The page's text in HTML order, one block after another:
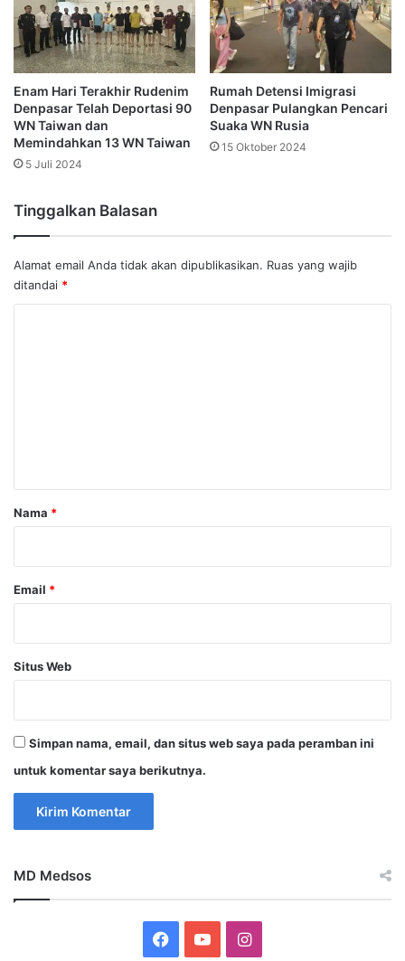
Enam Hari Terakhir Rudenim
Denpasar Telah Deportasi 90
WN Taiwan dan
Memindahkan 13 WN Taiwan
5 Juli 2024
Rumah Detensi Imigrasi
Denpasar Pulangkan Pencari
Suaka WN Rusia
15 Oktober 2024
Tinggalkan Balasan
Alamat email Anda tidak akan dipublikasikan. Ruas yang wajib
ditandai *
rNama *
Email *
Situs Web
Simpan nama, email, dan situs web saya pada peramban ini
untuk komentar saya berikutnya.
MD Medsos
Facebook
YouTubeInstagram